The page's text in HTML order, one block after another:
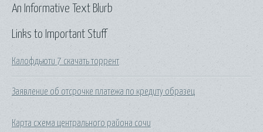
Links to Important Stuff
Калофдьюти 7 скачать торрент
Заявление об отсрочке платежа по кредиту образец
Карта схема центрального района сочи
An Informative Text Blurb